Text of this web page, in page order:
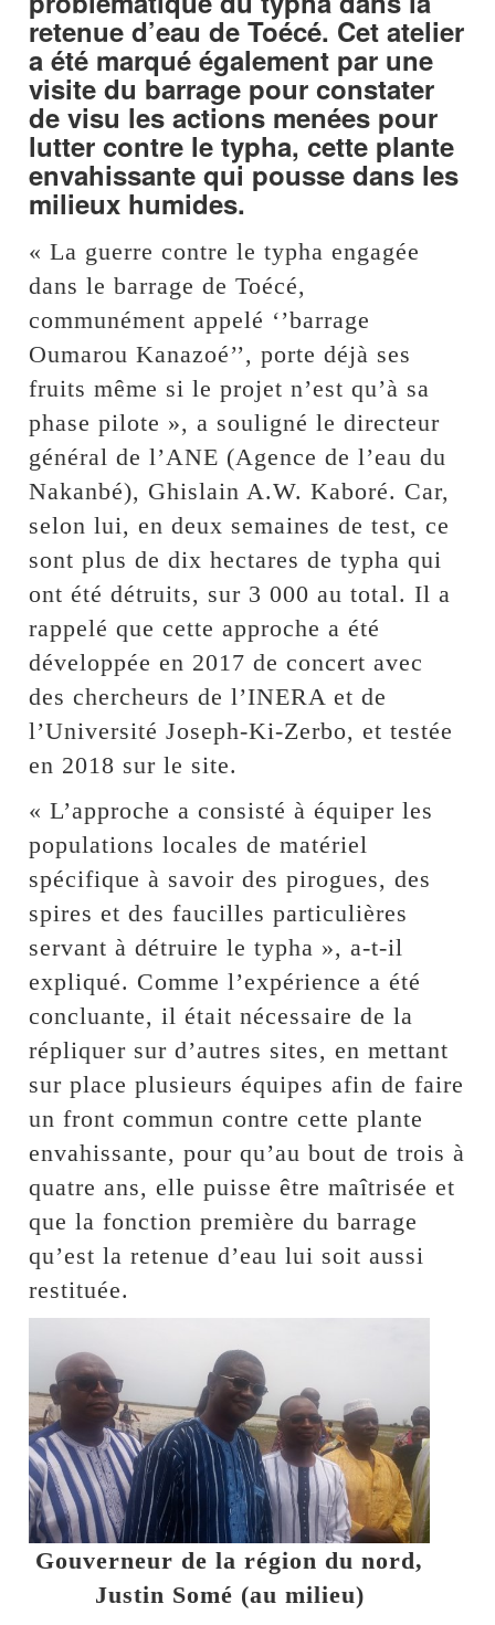
retenue d’eau de Toécé. Cet atelier
a été marqué également par une
visite du barrage pour constater
de visu les actions menées pour
lutter contre le typha, cette plante
envahissante qui pousse dans les
milieux humides.
« La guerre contre le typha engagée
dans le barrage de Toécé,
communément appelé ‘’barrage
Oumarou Kanazoé’’, porte déjà ses
fruits même si le projet n’est qu’à sa
phase pilote », a souligné le directeur
général de l’ANE (Agence de l’eau du
Nakanbé), Ghislain A.W. Kaboré. Car,
selon lui, en deux semaines de test, ce
sont plus de dix hectares de typha qui
ont été détruits, sur 3 000 au total. Il a
rappelé que cette approche a été
développée en 2017 de concert avec
des chercheurs de l’INERA et de
l’Université Joseph-Ki-Zerbo, et testée
en 2018 sur le site.
« L’approche a consisté à équiper les
populations locales de matériel
spécifique à savoir des pirogues, des
spires et des faucilles particulières
servant à détruire le typha », a-t-il
expliqué. Comme l’expérience a été
concluante, il était nécessaire de la
répliquer sur d’autres sites, en mettant
sur place plusieurs équipes afin de faire
un front commun contre cette plante
envahissante, pour qu’au bout de trois à
quatre ans, elle puisse être maîtrisée et
que la fonction première du barrage
qu’est la retenue d’eau lui soit aussi
restituée.
Gouverneur de la région du nord,
Justin Somé (au milieu)